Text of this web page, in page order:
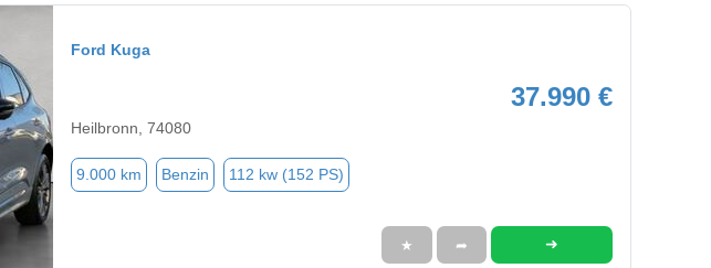
Ford Kuga
37.990 €
Heilbronn, 74080
9.000 km Benzin 112 kw (152 PS)
★ ➦ ➜